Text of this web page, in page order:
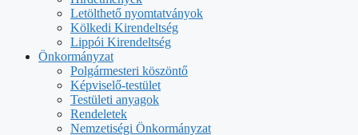
Letölthető nyomtatványok
Kölkedi Kirendeltség
Lippói Kirendeltség
Önkormányzat
Polgármesteri köszöntő
Képviselő-testület
Testületi anyagok
Rendeletek
Nemzetiségi Önkormányzat